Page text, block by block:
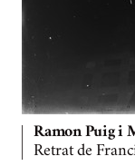
Ramon Puig i
Retrat de